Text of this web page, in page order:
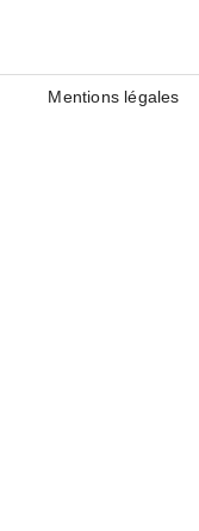
Mentions légales